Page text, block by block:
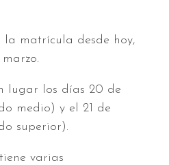
matrícula desde hoy,
lugar los días 20 de
medio) y el 21 de
superior).
varias